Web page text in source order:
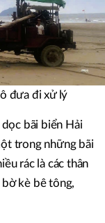
đưa đi xử lý
bãi biển Hải
trong những bãi
rác là các thân
bờ kè bê tông,